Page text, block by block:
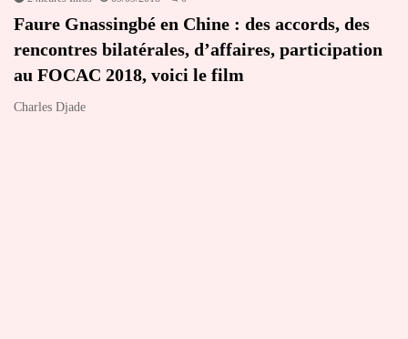
Faure Gnassingbé en Chine : des accords, des
rencontres bilatérales, d’affaires, participation
au FOCAC 2018, voici le film
Charles Djade